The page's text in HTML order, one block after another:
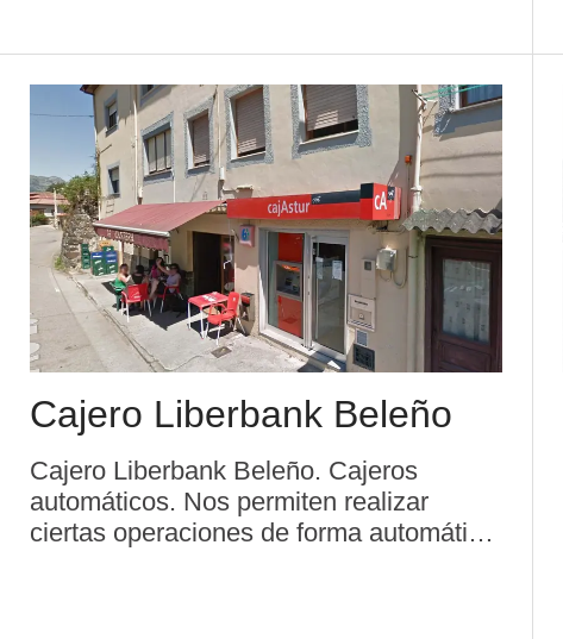
Cajero Liberbank Beleño
Cajero Liberbank Beleño. Cajeros
automáticos. Nos permiten realizar
ciertas operaciones de forma automática